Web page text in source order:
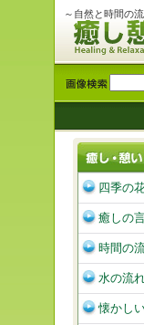
～自然と時間の
四季の
癒しの
時間の
水の流
懐かし